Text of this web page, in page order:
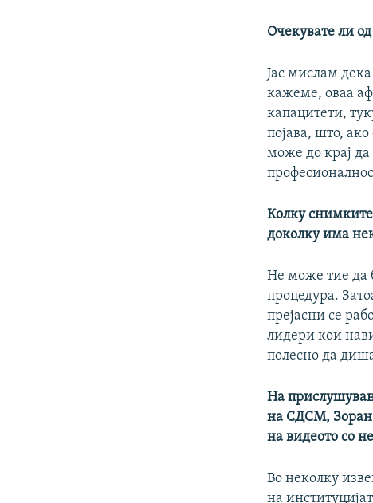
Очекувате ли
Јас мислам
кажеме, оваа
капацитети,
појава, што,
може до крај да
Колку
доколку има
Не може тие да
процедура.
прејасни се
лидери кои
полесно да
На
на СДСМ, Зоран
на видеото со
Во неколку
на